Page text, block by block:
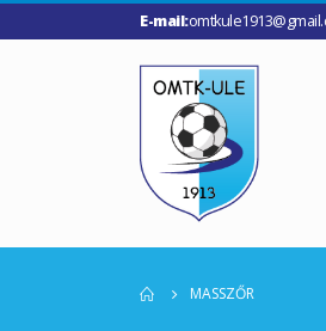
E-mail:
MASSZŐR